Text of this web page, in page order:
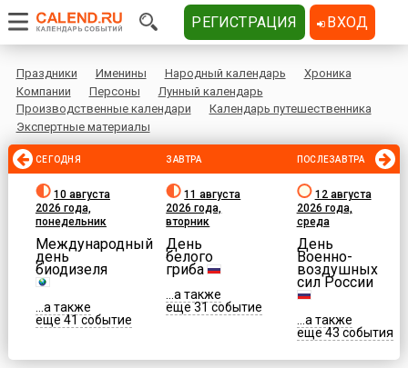
Праздники Именины Народный календарь
Хроника
Компании
Персоны
Лунный календарь
Производственные календари
Календарь путешественника
Экспертные материалы
СЕГОДНЯ
10 августа
2026 года,
понедельник
Международный
день
биодизеля
...а также
еще 41 событие
ЗАВТРА
11 августа
2026 года,
вторник
День
белого
гриба
...а также
еще 31 событие
ПОСЛЕЗАВТРА
12 августа
2026 года,
среда
День
Военно-
воздушных
сил России
...а также
еще 43 события
РЕГИСТРАЦИЯ ВХОД